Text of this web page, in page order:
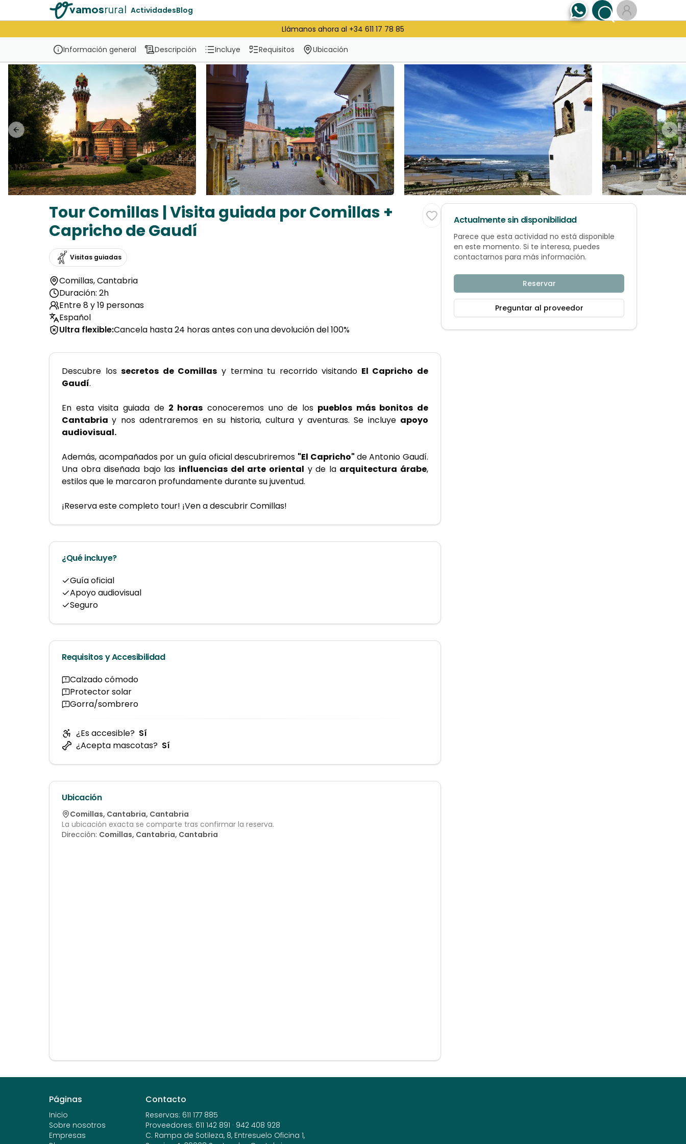
vamosrural ActividadesBlog
Llámanos ahora al +34 611 17 78 85
Información general
Descripción Incluye Requisitos Ubicación
Previous slide
Tour Comillas | Visita guiada por Comillas +
Capricho de Gaudí
Visitas guiadas
Comillas,Cantabria
Duración: 2h
Entre 8 y 19 personas
Español
Ultra flexible:Cancela hasta 24 horas antes con una devolución del 100%
Descubre los secretos de Comillas y termina tu recorrido visitando El Capricho de
Gaudí.
En esta visita guiada de 2 horas conoceremos uno de los pueblos más bonitos de
Cantabria y nos adentraremos en su historia, cultura y aventuras. Se incluye apoyo
audiovisual.
Además, acompañados por un guía oficial descubriremos "El Capricho" de Antonio Gaudí.
Una obra diseñada bajo las influencias del arte oriental y de la arquitectura árabe,
estilos que le marcaron profundamente durante su juventud.
¡Reserva este completo tour! ¡Ven a descubrir Comillas!
¿Qué incluye?
Guía oficial
Apoyo audiovisual
Seguro
Requisitos y Accesibilidad
Calzado cómodo
Protector solar
Gorra/sombrero
¿Es accesible? Sí
¿Acepta mascotas? Sí
Ubicación
Comillas, Cantabria, Cantabria
La ubicación exacta se comparte tras confirmar la reserva.
Dirección: Comillas, Cantabria, Cantabria
Actualmente sin disponibilidad
Parece que esta actividad no está disponible
en este momento. Si te interesa, puedes
contactarnos para más información.
Reservar
Preguntar al proveedor
Páginas
Inicio
Sobre nosotros
Empresas
Contacto
Reservas: 611 177 885
Proveedores: 611 142 891 · 942 408 928
C. Rampa de Sotileza, 8, Entresuelo Oficina 1,